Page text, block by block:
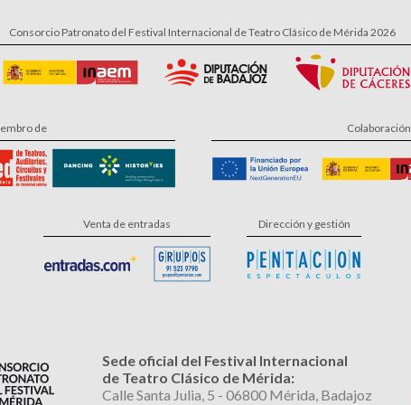
Consorcio Patronato del Festival Internacional de Teatro Clásico de Mérida 2026
de Colaboración
Venta de entradas Dirección y gestión
Sede oficial del Festival Internacional
de Teatro Clásico de Mérida:
Calle Santa Julia, 5 - 06800 Mérida, Badajoz